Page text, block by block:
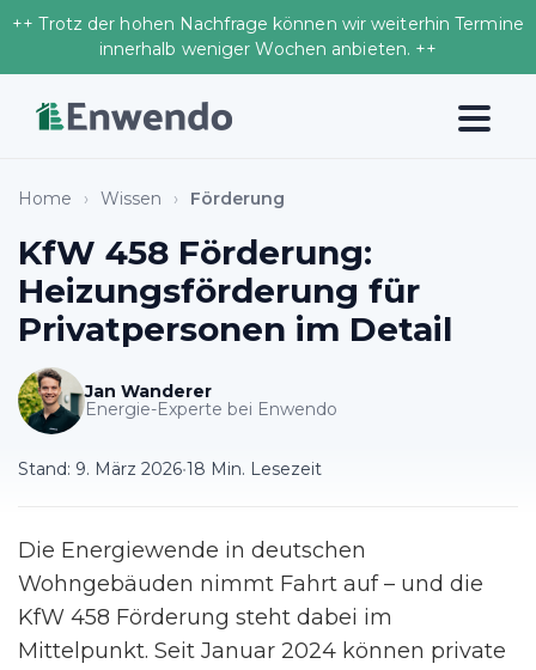
++ Trotz der hohen Nachfrage können wir weiterhin Termine
innerhalb weniger Wochen anbieten. ++
Home › Wissen › Förderung
KfW 458 Förderung:
Heizungsförderung für
Privatpersonen im Detail
Jan Wanderer
Energie-Experte bei Enwendo
Stand: 9. März 2026•18 Min. Lesezeit
Die Energiewende in deutschen
Wohngebäuden nimmt Fahrt auf – und die
KfW 458 Förderung steht dabei im
Mittelpunkt. Seit Januar 2024 können private